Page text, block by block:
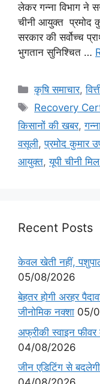
लेकर गन्ना विभाग ने
चीनी आयुक्त प्रमोद
सरकार की सर्वोच्च
भुगतान सुनिश्चित …
कृषि समाचार,
Recovery
किसानों की खबर,
वसूली,प्रमोद कुमार
आयुक्त,यूपी चीनी मिल
Recent Posts
केवल खेती नहीं,
05/08/2026
बेहतर होगी अरहर
जीनोमिक नक्शा 05/
अफ्रीकी स्वाइन
04/08/2026
जीन एडिटिंग से